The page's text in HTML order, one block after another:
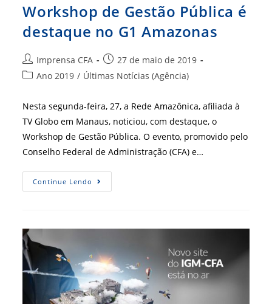
Workshop de Gestão Pública é
destaque no G1 Amazonas
Autor
do
Imprensa CFA
Post
publicado:
27 de maio de 2019
Categoria
Ano 2019 / Últimas Notícias (Agência)
Nesta segunda-feira, 27, a Rede Amazônica, afiliada à
TV Globo em Manaus, noticiou, com destaque, o
Workshop de Gestão Pública. O evento, promovido pelo
Conselho Federal de Administração (CFA) e…
Continue Lendo Workshop
De
No